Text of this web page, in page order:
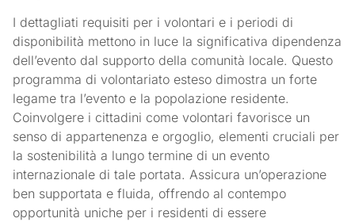
I dettagliati requisiti per i volontari e i periodi di
disponibilità mettono in luce la significativa dipendenza
dell’evento dal supporto della comunità locale. Questo
programma di volontariato esteso dimostra un forte
legame tra l’evento e la popolazione residente.
Coinvolgere i cittadini come volontari favorisce un
senso di appartenenza e orgoglio, elementi cruciali per
la sostenibilità a lungo termine di un evento
internazionale di tale portata. Assicura un’operazione
ben supportata e fluida, offrendo al contempo
opportunità uniche per i residenti di essere